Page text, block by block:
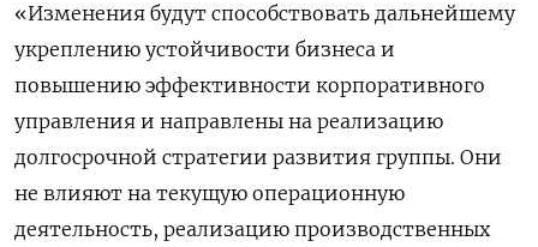
«Изменения будут способствовать ​дальнейшему
укреплению устойчивости бизнеса и
повышению эффективности корпоративного
управления и направлены на реализацию
долгосрочной стратегии развития группы. Они ​
не влияют ⁠на текущую операционную
деятельность, реализацию производственных